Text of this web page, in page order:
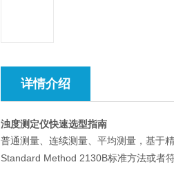
详情介绍
浊度测定仪快速选型指南
普通测量、连续测量、平均测量，基于
Standard Method 2130B标准方法或者